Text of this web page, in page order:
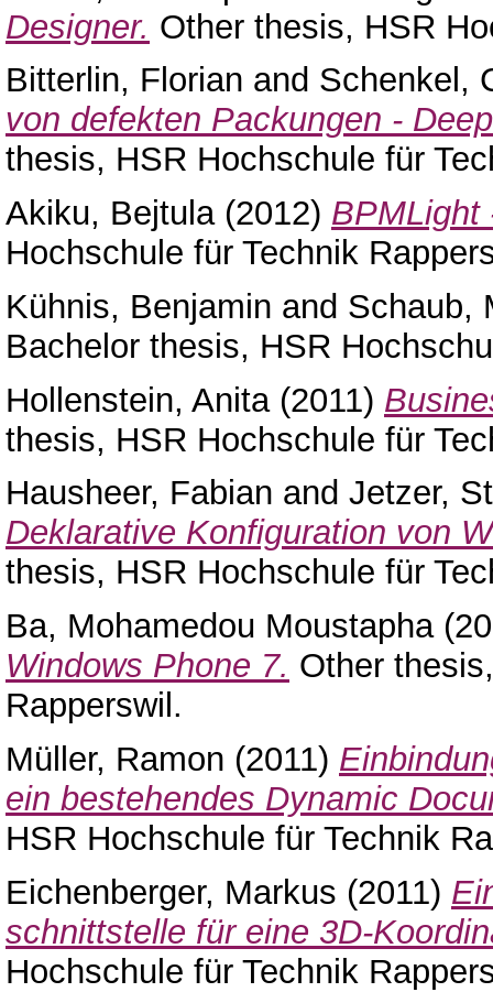
Designer. Other thesis, HSR
Bitterlin, Florian and Schenkel,
von defekten Packungen -
thesis, HSR Hochschule für
Akiku, Bejtula(2012) BPMLight
Hochschule für Technik
Kühnis, Benjamin and Schaub,
Bachelor thesis, HSR
Hollenstein, Anita(2011)
thesis, HSR Hochschule für
Hausheer, Fabian and Jetzer,
Deklarative Konfiguration von
thesis, HSR Hochschule für
Ba, Mohamedou Moustapha
Windows Phone 7. Other
Rapperswil.
Müller, Ramon (2011)
ein bestehendes Dynamic
HSR Hochschule für Technik
Eichenberger, Markus (2011)
schnittstelle für eine 3D-
Hochschule für Technik